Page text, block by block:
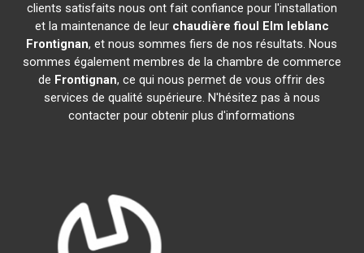
clients satisfaits nous ont fait confiance pour l'installation
et la maintenance de leur chaudière fioul Elm leblanc
Frontignan, et nous sommes fiers de nos résultats. Nous
sommes également membres de la chambre de commerce
de Frontignan, ce qui nous permet de vous offrir des
services de qualité supérieure. N'hésitez pas à nous
contacter pour obtenir plus d'informations